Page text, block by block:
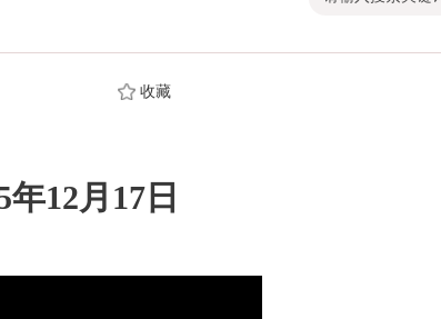
收藏
12月17日